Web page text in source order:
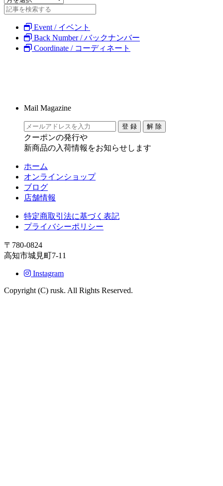
Event / イベント
Back Number / バックナンバー
Coordinate / コーディネート
Mail Magazine
クーポンの発行や
新商品の入荷情報をお知らせします
ホーム
オンラインショップ
ブログ
店舗情報
特定商取引法に基づく表記
プライバシーポリシー
〒780-0824
高知市城見町7-11
Instagram
Copyright (C) rusk. All Rights Reserved.